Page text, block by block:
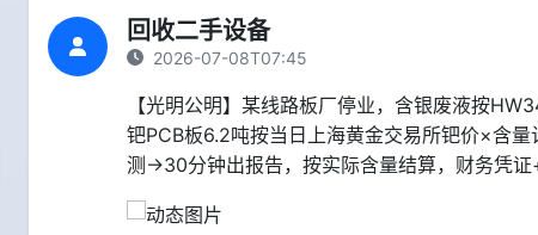
回收二手设备
2026-07-08T07:45
【光明公明】某线路板厂停业，含银废液按
钯PCB板6.2吨按当日上海黄金交易所钯价×含
测→30分钟出报告，按实际含量结算，财务凭证